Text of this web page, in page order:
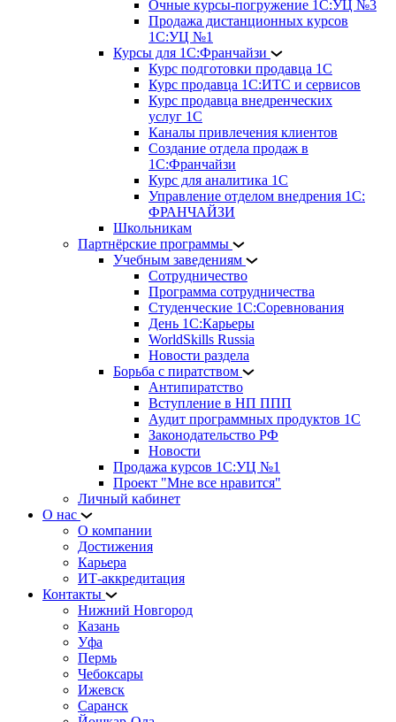
Очные курсы-погружение 1С:УЦ №3
Продажа дистанционных курсов
1С:УЦ №1
Курсы для 1С:Франчайзи
Курс подготовки продавца 1С
Курс продавца 1С:ИТС и сервисов
Курс продавца внедренческих
услуг 1С
Каналы привлечения клиентов
Создание отдела продаж в
1С:Франчайзи
Курс для аналитика 1С
Управление отделом внедрения 1С:
ФРАНЧАЙЗИ
Школьникам
Партнёрские программы
Учебным заведениям
Сотрудничество
Программа сотрудничества
Студенческие 1С:Соревнования
День 1С:Карьеры
WorldSkills Russia
Новости раздела
Борьба с пиратством
Антипиратство
Вступление в НП ППП
Аудит программных продуктов 1С
Законодательство РФ
Новости
Продажа курсов 1С:УЦ №1
Проект "Мне все нравится"
Личный кабинет
О нас
О компании
Достижения
Карьера
ИТ-аккредитация
Контакты
Нижний Новгород
Казань
Уфа
Пермь
Чебоксары
Ижевск
Саранск